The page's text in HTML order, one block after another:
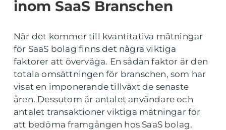
inom SaaS Branschen
När det kommer till kvantitativa mätningar
för SaaS bolag finns det några viktiga
faktorer att överväga. En sådan faktor är den
totala omsättningen för branschen, som har
visat en imponerande tillväxt de senaste
åren. Dessutom är antalet användare och
antalet transaktioner viktiga mätningar för
att bedöma framgången hos SaaS bolag.